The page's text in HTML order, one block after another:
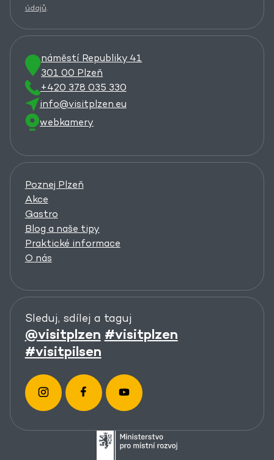
údajů.
náměstí Republiky 41
301 00 Plzeň
+420 378 035 330
info@visitplzen.eu
webkamery
Poznej Plzeň
Akce
Gastro
Blog a naše tipy
Praktické informace
O nás
Sleduj, sdílej a taguj
@visitplzen #visitplzen
#visitpilsen